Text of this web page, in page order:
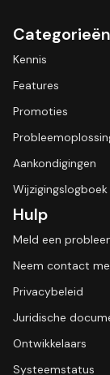
Categorieën
Kennis
Features
Promoties
Aankondigingen
Wijzigingslogboek
Hulp
Meld een
Neem contact
Privacybeleid
Juridische
Ontwikkelaars
Systeemstatus